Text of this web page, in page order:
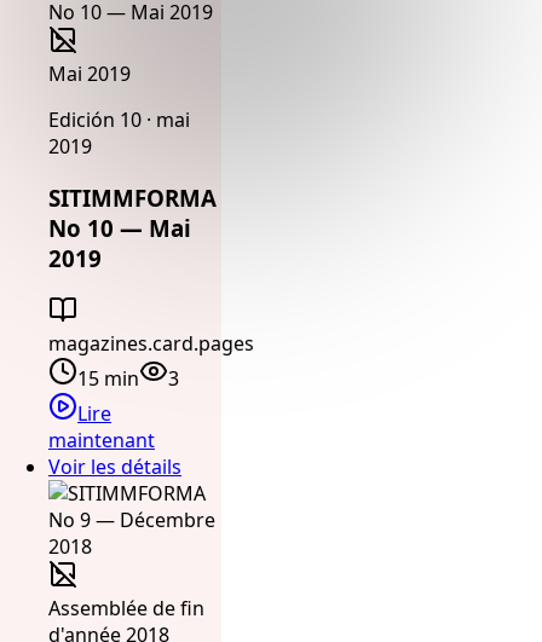
Mai 2019
Edición 10 · mai
2019
SITIMMFORMA
No 10 — Mai
2019
magazines.card.pages
15 min
3
Lire
maintenant
Voir les détails
Assemblée de fin
d'année 2018